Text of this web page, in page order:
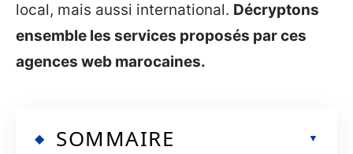
local, mais aussi international. Décryptons
ensemble les services proposés par ces
agences web marocaines.
SOMMAIRE